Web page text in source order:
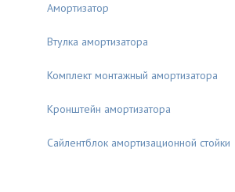
Амортизатор
Втулка амортизатора
Комплект монтажный амортизатора
Кронштейн амортизатора
Сайлентблок амортизационной стойки